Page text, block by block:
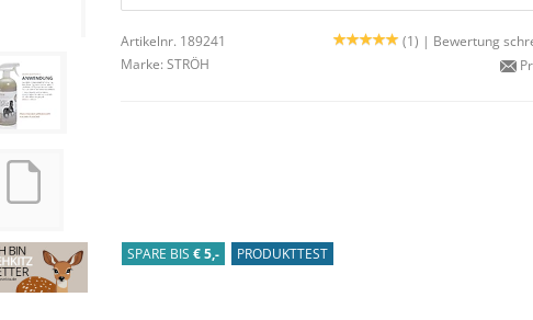
Artikelnr. 189241 (1) | Bewertung
Marke: STRÖH
SPARE BIS € 5,- PRODUKTTEST